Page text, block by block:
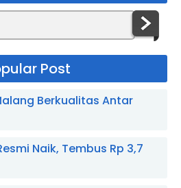
Post
Berkualitas Antar
Naik, Tembus Rp 3,7